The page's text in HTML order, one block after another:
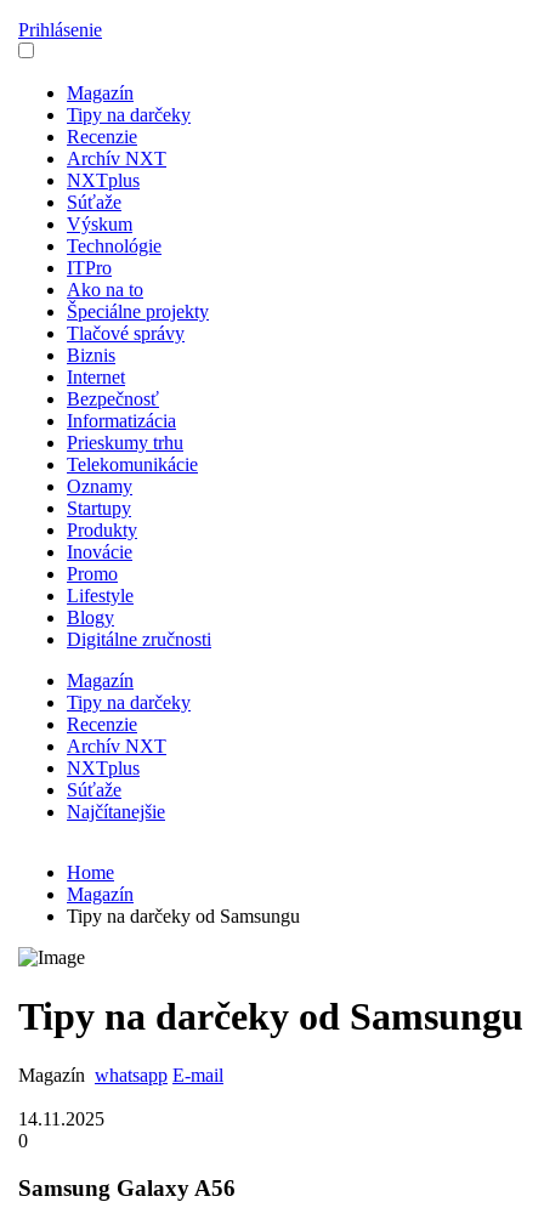
Prihlásenie
Magazín
Tipy na darčeky
Recenzie
Archív NXT
NXTplus
Súťaže
Výskum
Technológie
ITPro
Ako na to
Špeciálne projekty
Tlačové správy
Biznis
Internet
Bezpečnosť
Informatizácia
Prieskumy trhu
Telekomunikácie
Oznamy
Startupy
Produkty
Inovácie
Promo
Lifestyle
Blogy
Digitálne zručnosti
Magazín
Tipy na darčeky
Recenzie
Archív NXT
NXTplus
Súťaže
Najčítanejšie
Home
Magazín
Tipy na darčeky od Samsungu
Tipy na darčeky od Samsungu
Magazín whatsapp E-mail
14.11.2025
0
Samsung Galaxy A56